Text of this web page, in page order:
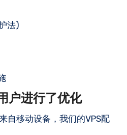
法)
户进行了优化
自移动设备，我们的VPS配